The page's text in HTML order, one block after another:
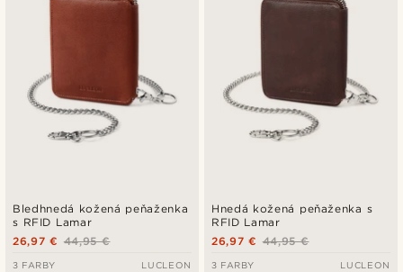
Bledhnedá kožená peňaženka
s RFID Lamar
44,95 €
26,97 €
3 FARBY LUCLEON
Hnedá kožená peňaženka s
RFID Lamar
44,95 €
26,97 €
3 FARBY LUCLEON